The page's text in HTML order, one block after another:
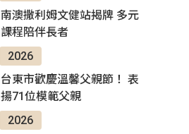
南澳撒利姆文健站揭牌 多元
課程陪伴長者
2026
台東市歡慶溫馨父親節！ 表
揚71位模範父親
2026